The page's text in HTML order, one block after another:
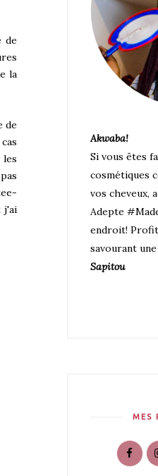
de
la
de
j'ai
Akwaba!
Si vous êtes
cosmétiques
vos cheveux,
Adepte
endroit!
savourant
Sapitou
MES